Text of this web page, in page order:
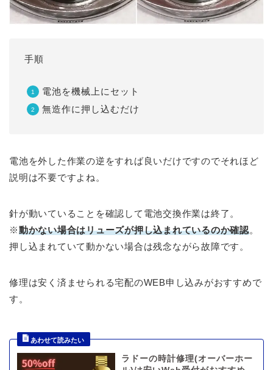
手順
電池を機械上にセット
無造作に押し込むだけ
電池を外した作業の逆をすれば良いだけですのでそれほど
説明は不要ですよね。
針が動いていることを確認して電池交換作業は終了。
※動かない場合はリューズが押し込まれているのか確認。
押し込まれていて動かない場合は残念ながら故障です。
修理は安く済ませられる宅配のWEB申し込みがおすすめで
す。
ラドーの時計修理(オーバーホー